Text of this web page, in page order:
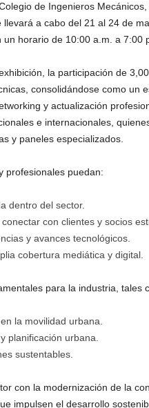
de Ingenieros
a cabo del 21 al 24 de
horario de 10:00 a.m. a 7:00
la participación de
consolidándose como un
y actualización
e internacionales,
y paneles especializados.
profesionales puedan:
dentro del sector.
con clientes y socios
y avances tecnológicos.
cobertura mediática y digital.
para la industria, tales
la movilidad urbana.
planificación urbana.
sustentables.
con la modernización de la
impulsen el desarrollo